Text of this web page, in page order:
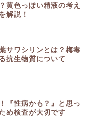
黄色っぽい精液の考え
解説！
サワシリンとは？梅毒
抗生物質について
『性病かも？』と思っ
め検査が大切です